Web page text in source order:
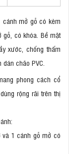
cánh mở gỗ có kèm
gỗ, có khóa. Bề mặt
xước, chống thấm
chão PVC.
phong cách cổ
rộng rãi trên thị
1 cánh gỗ mở có